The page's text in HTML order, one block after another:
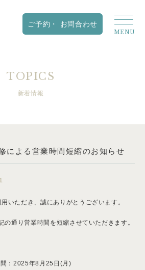
TOPICS
新着情報
による営業時間短縮のお知らせ
いただき、誠にありがとうございます。
の通り営業時間を短縮させていただきます。
：2025年8月25日(月)